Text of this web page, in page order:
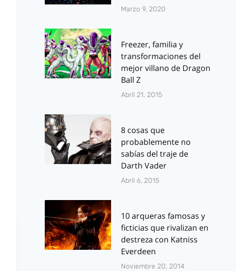
Marzo 9, 2020
Freezer, familia y
transformaciones del
mejor villano de Dragon
Ball Z
Abril 21, 2015
8 cosas que
probablemente no
sabías del traje de
Darth Vader
Abril 6, 2015
10 arqueras famosas y
ficticias que rivalizan en
destreza con Katniss
Everdeen
Noviembre 20, 2014